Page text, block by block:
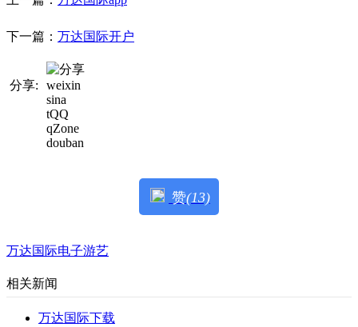
下一篇： 万达国际开户
分享:
weixin
sina
tQQ
qZone
douban
赞(13)
万达国际电子游艺
相关新闻
万达国际下载